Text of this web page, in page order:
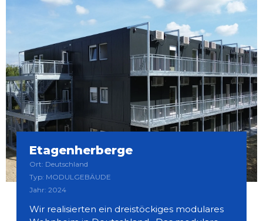
Etagenherberge
Ort: Deutschland
Typ: MODULGEBÄUDE
Jahr: 2024
Wir realisierten ein dreistöckiges modulares